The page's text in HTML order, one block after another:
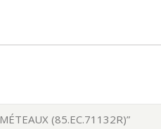
(85.EC.71132R)”